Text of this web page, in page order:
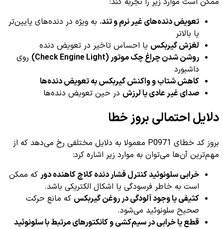
تعویض دنده‌های غیر نرم و تند، به ویژه در دنده‌های پایین‌تر
یا بالاتر
لغزش گیربکس یا احساس تاخیر در تعویض دنده
روشن شدن چراغ چک موتور (Check Engine Light)
روی
داشبورد
کاهش شتاب و واکنش گیربکس به تعویض دنده‌ها
صدای غیر عادی یا لرزش در حین تعویض دنده‌ها
دلایل احتمالی بروز خطا
بروز کد خطای P0971 معمولا به دلایل مختلفی رخ می‌دهد که از
مهم‌ترین آن‌ها می‌توان به موارد زیر اشاره کرد:
خرابی سلونوئید کنترل فشار دنده کلاچ کاهنده دور که ممکن
است به خاطر فرسودگی یا اشکال الکتریکی باشد.
کثیفی یا وجود آلودگی در روغن گیربکس که مانع حرکت
صحیح سلونوئید می‌شود.
قطع یا خرابی در سیم‌کشی و کانکتورهای مرتبط با سلونوئید